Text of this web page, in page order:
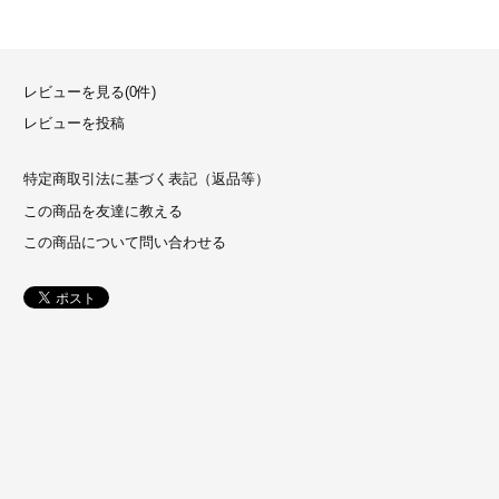
レビューを見る(0件)
レビューを投稿
特定商取引法に基づく表記（返品等）
この商品を友達に教える
この商品について問い合わせる